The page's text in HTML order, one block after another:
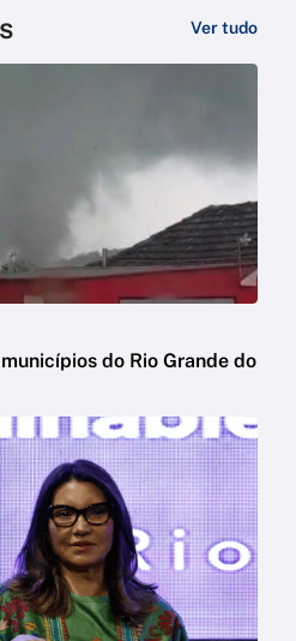
Ver tudo
do Rio Grande do